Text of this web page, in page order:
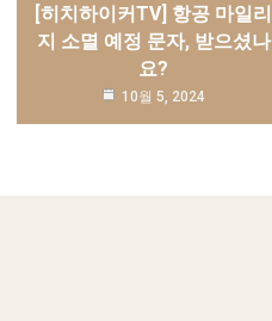
[히치하이커TV] 항공 마일리
지 소멸 예정 문자, 받으셨나
요?
10월 5, 2024